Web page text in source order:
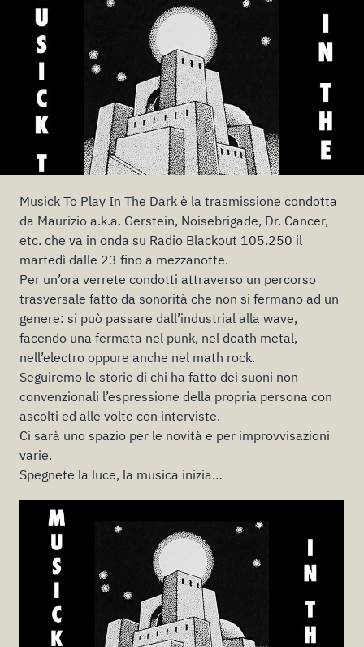
Musick To Play In The Dark è la trasmissione condotta
da Maurizio a.k.a. Gerstein, Noisebrigade, Dr. Cancer,
etc. che va in onda su Radio Blackout 105.250 il
martedì dalle 23 fino a mezzanotte.
Per un’ora verrete condotti attraverso un percorso
trasversale fatto da sonorità che non si fermano ad un
genere: si può passare dall’industrial alla wave,
facendo una fermata nel punk, nel death metal,
nell’electro oppure anche nel math rock.
Seguiremo le storie di chi ha fatto dei suoni non
convenzionali l’espressione della propria persona con
ascolti ed alle volte con interviste.
Ci sarà uno spazio per le novità e per improvvisazioni
varie.
Spegnete la luce, la musica inizia…